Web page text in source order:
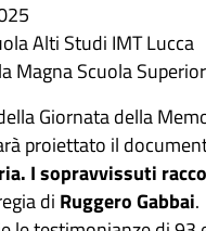
Alti Studi IMT Lucca
Magna Scuola
Giornata della
proiettato il
I sopravvissuti
di Ruggero Gabbai.